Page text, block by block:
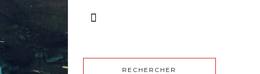
RECHERCHER